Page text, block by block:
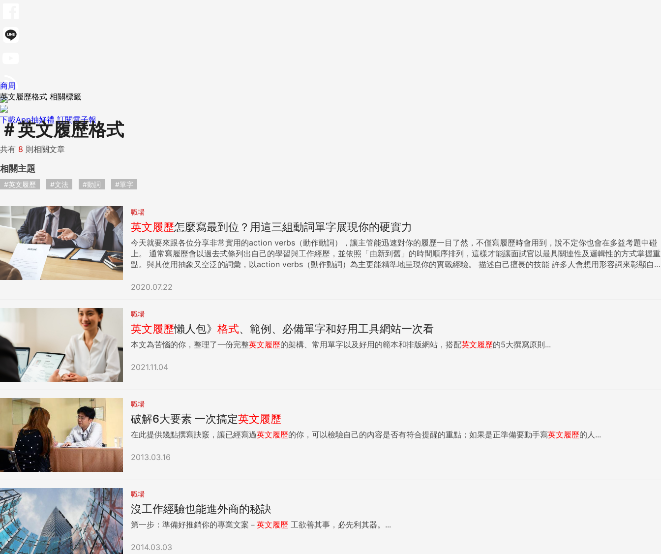
下載App抽好禮 訂閱電子報
商周
英文履歷格式 相關標籤
＃英文履歷格式
共有 8 則相關文章
相關主題
#英文履歷 #文法 #動詞 #單字
職場
英文履歷怎麼寫最到位？用這三組動詞單字展現你的硬實力
今天就要來跟各位分享非常實用的action verbs（動作動詞），讓主管能迅速對你的履歷一目了然，不僅寫履歷時會用到，說不定你也會在多益考題中碰
上。 通常寫履歷會以過去式條列出自己的學習與工作經歷，並依照「由新到舊」的時間順序排列，這樣才能讓面試官以最具關連性及邏輯性的方式掌握重
點。與其使用抽象又空泛的詞彙，以action verbs（動作動詞）為主更能精準地呈現你的實戰經驗。 描述自己擅長的技能 許多人會想用形容詞來彰顯自
平面設計技巧）」，只會讓面試官感到疑惑，就是「到底是怎麼個優秀法？」 每個人都能在履歷上寫自己很優秀，不過能明確呈現出別人無法複製的獨到
Crafted layouts and logos for The Digital World under extremely tight deadlines.（曾在極短期限要求內替數位世界公司打造出版面與標誌。） ●
to complete 完成Completed multiple collaborated visual design projects with SD Media Company.（完成多項與SD媒體公司的視覺設計合作計
畫。） 以上述三個例子來說，能輕易看出此人曾參與過與平面設計相關的協助工作、設計內容與合作過的廠商，不靠花俏的形容詞，直接詳述實際經驗，
才是有意義又能顯現獨特經歷的履歷內容。 描述自己很有團隊精神許多企業會希望找到好相處能適應團隊工作的人才，因此強調自己很能適應團體的典型
驗，來展現你能輕鬆適應團隊這方面的特質，反而可以更有效表現出你能與人共事合作的優點。 ● to mentor 輔導Mentored students in the intensive
坊、團隊凝聚活動、和其他大學及公司的合作計畫。） ● to recruit 招募Recruited 35 new volunteers on campus for the joint environmental
program with the Ocean Cleanup.（招募校內35名志工參加與Ocean Cleanup合辦的環境計畫。） 從上述例子便能看出此人有輔導學生的熱忱、替系
學會辦過各項團體活動、並敢向人遊說具有說服力，不需直說自己有團隊精神，還是能輕易看出此人有團隊合作的能力與經驗。 描述問題解決能力許多應
試者想強調自己問題解決能力很強，一種很陳腐的寫法就是「proven problem solving and critical thinking skills（公認的問題解決與批判性思考能
決Successfully resolved urgent circumstances during career fairs for corporate representatives on campus.（成功於校園就業博覽會中替企業代
員工檔案管理方式，以有效節省人員的工作量。） 【多益模擬試題】1. Ms. Lisa Mendes has been assigned by the headquarters to _____ Star Media
Company with their latest marketing campaigns.A collaborateB recruitC assistD complete 2. One of a manager’s major duties includes _____ a
team of workers to achieve a common goal.A resolvingB orchestratingC adaptingD evaluating解析： 1. 正解為C。題意為「Lisa Mendes小姐被
總部指派去_____Star Media公司最新的行銷活動。」選項A為合作、B為招募、C為協助、D為完成，故僅C符合題意，她被指派「協助」Star Media公司
最新的行銷活動，為正解。 2. 正解為B。題意為「身為經理的主要職責之一，包含了_____統合團隊成員以達成共同目標。」選項A為解決、B為協調、C為
2020.07.22
職場
英文履歷懶人包》 格式、範例、必備單字和好用工具網站一次看
本文為苦惱的你，整理了一份完整英文履歷的架構、常用單字以及好用的範本和排版網站，搭配英文履歷的5大撰寫原則...
2021.11.04
職場
破解6大要素 一次搞定英文履歷
在此提供幾點撰寫訣竅，讓已經寫過英文履歷的你，可以檢驗自己的內容是否有符合提醒的重點；如果是正準備要動手寫英文履歷的人...
2013.03.16
職場
沒工作經驗也能進外商的秘訣
第一步：準備好推銷你的專業文案－ 英文履歷 工欲善其事，必先利其器。...
2014.03.03